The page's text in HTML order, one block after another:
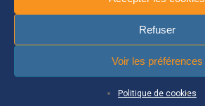
Refuser
Voir les préférences
Politique de cookies
©2020 L'Alliance